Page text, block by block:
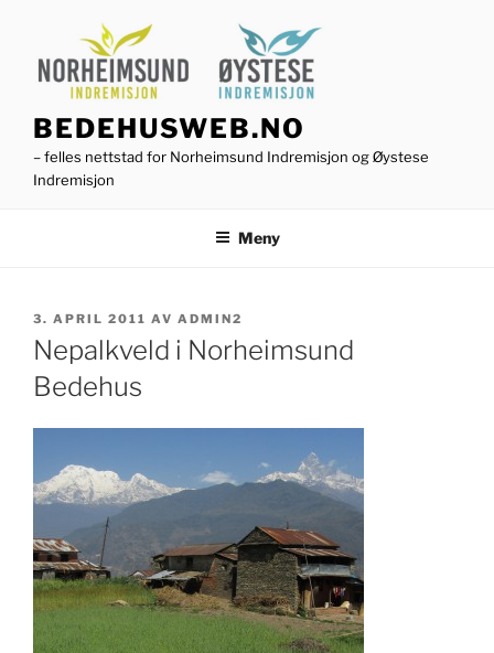
innhold
BEDEHUSWEB.NO
– felles nettstad for Norheimsund Indremisjon og Øystese
Indremisjon
Meny
PUBLISERT
3. APRIL 2011 AV ADMIN2
Nepalkveld i Norheimsund
Bedehus